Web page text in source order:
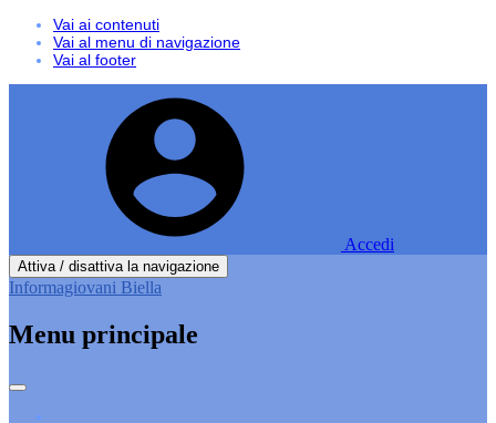
Vai ai contenuti
Vai al menu di navigazione
Vai al footer
Accedi
Attiva / disattiva la navigazione
Informagiovani Biella
Menu principale